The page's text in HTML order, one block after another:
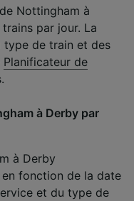
Nottingham à
par jour. La
type de train et des
Planificateur de
à Derby par
à Derby
fonction de la date
et du type de